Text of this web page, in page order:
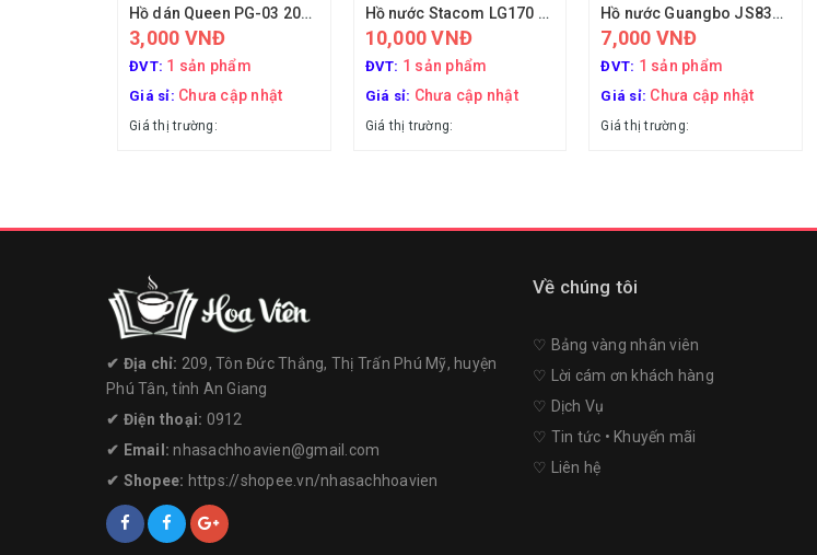
Hồ dán Queen PG-03 20ml
3,000 VNĐ
ĐVT: 1 sản phẩm
Giá sỉ: Chưa cập nhật
Giá thị trường:
Hồ nước Stacom LG170 70ml
10,000 VNĐ
ĐVT: 1 sản phẩm
Giá sỉ: Chưa cập nhật
Giá thị trường:
Hồ nước Guangbo JS8311 50ml
7,000 VNĐ
ĐVT: 1 sản phẩm
Giá sỉ: Chưa cập nhật
Giá thị trường:
✔︎ Địa chỉ: 209, Tôn Đức Thắng, Thị Trấn Phú Mỹ, huyện
Phú Tân, tỉnh An Giang
✔︎ Điện thoại: 0912
✔︎ Email:nhasachhoavien@gmail.com
✔︎ Shopee: https://shopee.vn/nhasachhoavien
Về chúng tôi
♡︎ Bảng vàng nhân viên
♡︎ Lời cám ơn khách hàng
♡︎ Dịch Vụ
♡︎ Tin tức • Khuyến mãi
♡︎ Liên hệ